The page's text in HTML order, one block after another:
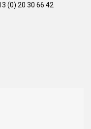
(0) 20 30 66 42